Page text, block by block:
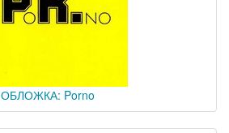
ОБЛОЖКА: Porno